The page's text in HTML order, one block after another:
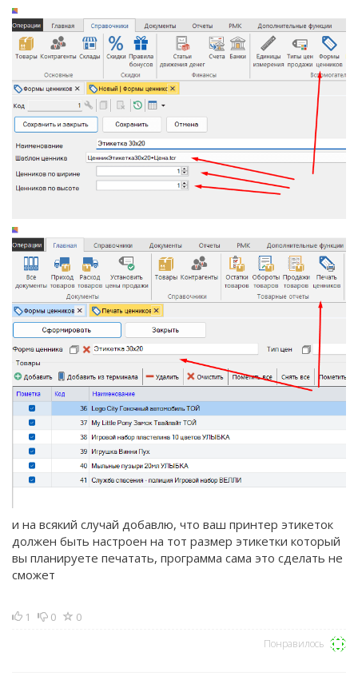
и на всякий случай добавлю, что ваш принтер этикеток
должен быть настроен на тот размер этикетки который
вы планируете печатать, программа сама это сделать не
сможет
1 0 0
Понравилось